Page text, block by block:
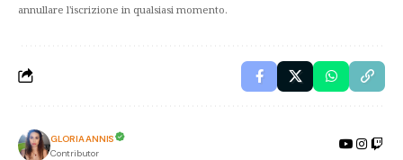
annullare l'iscrizione in qualsiasi momento.
GLORIA ANNIS
Contributor